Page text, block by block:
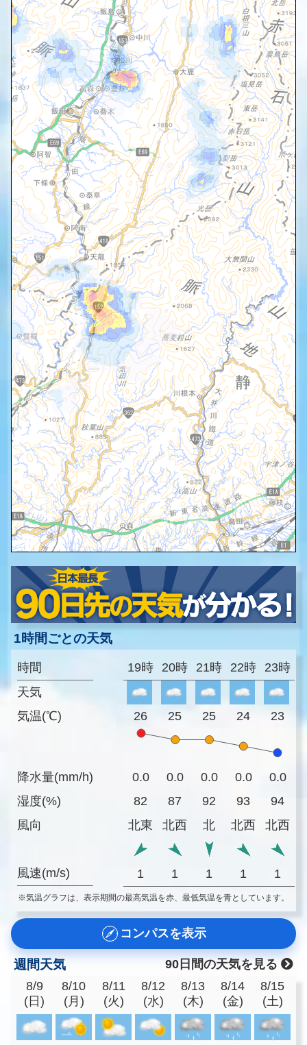
1時間ごとの天気
時間
天気
気温(℃)
降水量(mm/h)
湿度(%)
風向
風速(m/s)
19時 20時 21時 22時 23時
26 25 25 24 23
0.0 0.0 0.0 0.0
0.0
82
87 92 93
94
北東
北西 北 北西 北西
1 1 1 1 1
※気温グラフは、表示期間の最高気温を赤、最低気温を青としています。
コンパスを表示
週間天気
90日間の天気を見る
8/9
(日)
8/10
(月)
8/11
(火)
8/12
(水)
8/13
(木)
8/14
(金)
8/15
(土)